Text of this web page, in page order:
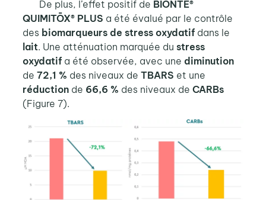
De plus, l’effet positif de BIŌNTE®
QUIMITŌX® PLUS a été évalué par le contrôle
des biomarqueurs de stress oxydatifdans le
lait. Une atténuation marquée du stress
oxydatifa été observée, avec une diminution
de 72,1 % des niveaux de TBARS et une
réductionde 66,6 % des niveaux de CARBs
(Figure 7).